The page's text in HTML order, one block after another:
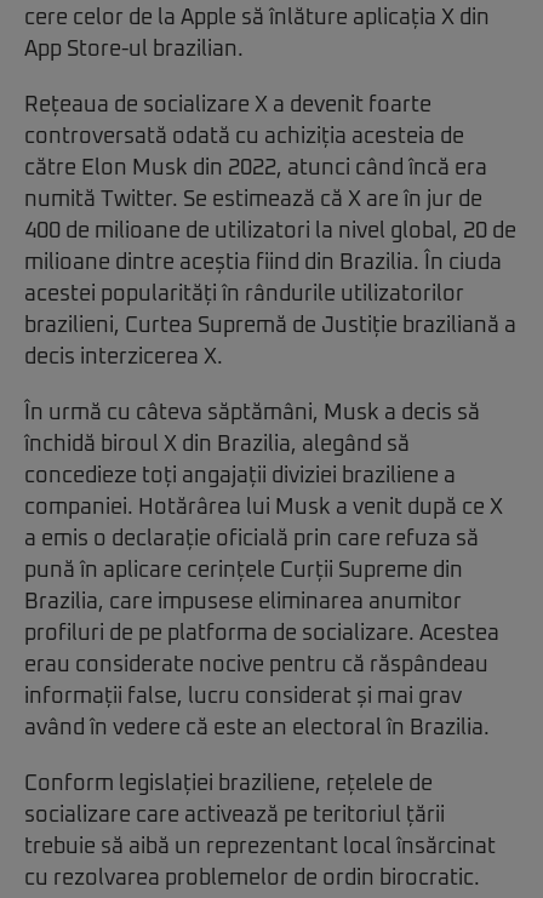
cere celor de la Apple să înlăture aplicația X din
App Store-ul brazilian.
Rețeaua de socializare X a devenit foarte
controversată odată cu achiziția acesteia de
către Elon Musk din 2022, atunci când încă era
numită Twitter. Se estimează că X are în jur de
400 de milioane de utilizatori la nivel global, 20 de
milioane dintre aceștia fiind din Brazilia. În ciuda
acestei popularități în rândurile utilizatorilor
brazilieni, Curtea Supremă de Justiție braziliană a
decis interzicerea X.
În urmă cu câteva săptămâni, Musk a decis să
închidă biroul X din Brazilia, alegând să
concedieze toți angajații diviziei braziliene a
companiei. Hotărârea lui Musk a venit după ce X
a emis o declarație oficială prin care refuza să
pună în aplicare cerințele Curții Supreme din
Brazilia, care impusese eliminarea anumitor
profiluri de pe platforma de socializare. Acestea
erau considerate nocive pentru că răspândeau
informații false, lucru considerat și mai grav
având în vedere că este an electoral în Brazilia.
Conform legislației braziliene, rețelele de
socializare care activează pe teritoriul țării
trebuie să aibă un reprezentant local însărcinat
cu rezolvarea problemelor de ordin birocratic.